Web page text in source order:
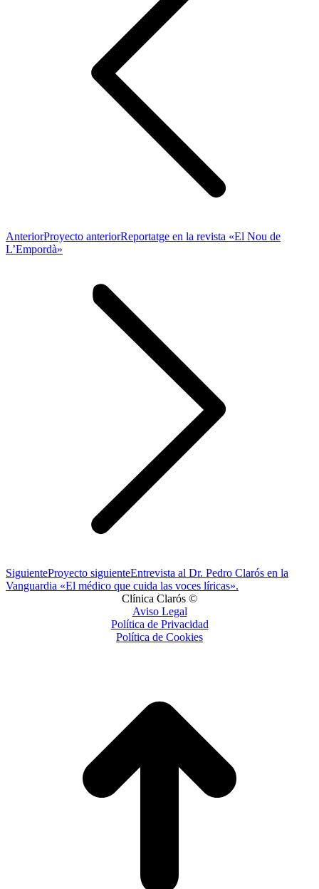
AnteriorProyecto anteriorReportatge en la revista «El Nou de
L’Empordà»
SiguienteProyecto siguienteEntrevista al Dr. Pedro Clarós en la
Vanguardia «El médico que cuida las voces líricas».
Clínica Clarós ©
Aviso Legal
Política de Privacidad
Política de Cookies